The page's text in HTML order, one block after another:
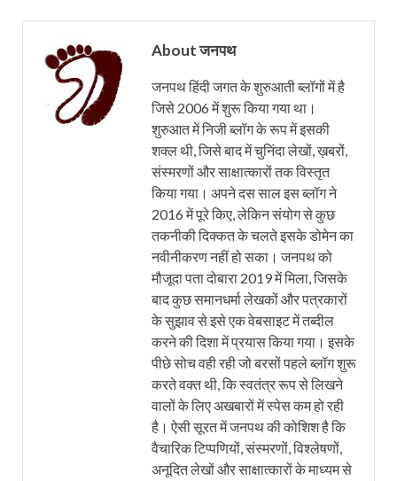
About जनपथ
जनपथ हिंदी जगत के शुरुआती ब्लॉगों में है
जिसे 2006 में शुरू किया गया था।
शुरुआत में निजी ब्लॉग के रूप में इसकी
शक्ल थी, जिसे बाद में चुनिंदा लेखों, ख़बरों,
संस्मरणों और साक्षात्कारों तक विस्तृत
किया गया। अपने दस साल इस ब्लॉग ने
2016 में पूरे किए, लेकिन संयोग से कुछ
तकनीकी दिक्कत के चलते इसके डोमेन का
नवीनीकरण नहीं हो सका। जनपथ को
मौजूदा पता दोबारा 2019 में मिला, जिसके
बाद कुछ समानधर्मा लेखकों और पत्रकारों
के सुझाव से इसे एक वेबसाइट में तब्दील
करने की दिशा में प्रयास किया गया। इसके
पीछे सोच वही रही जो बरसों पहले ब्लॉग शुरू
करते वक्त थी, कि स्वतंत्र रूप से लिखने
वालों के लिए अखबारों में स्पेस कम हो रही
है। ऐसी सूरत में जनपथ की कोशिश है कि
वैचारिक टिप्पणियों, संस्मरणों, विश्लेषणों,
अनूदित लेखों और साक्षात्कारों के माध्यम से